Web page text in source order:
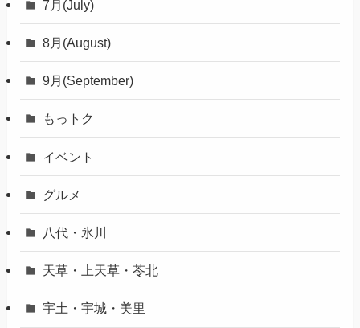
7月(July)
8月(August)
9月(September)
もっトク
イベント
グルメ
八代・氷川
天草・上天草・苓北
宇土・宇城・美里